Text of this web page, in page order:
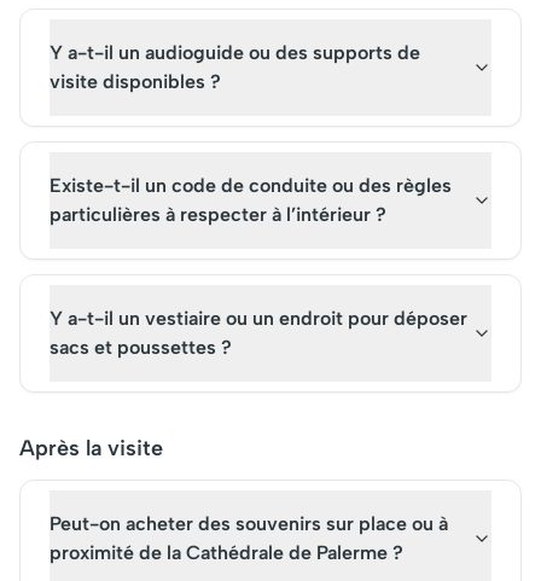
Y a-t-il un audioguide ou des supports de
visite disponibles ?
Existe-t-il un code de conduite ou des règles
particulières à respecter à l’intérieur ?
Y a-t-il un vestiaire ou un endroit pour déposer
sacs et poussettes ?
Après la visite
Peut-on acheter des souvenirs sur place ou à
proximité de la Cathédrale de Palerme ?